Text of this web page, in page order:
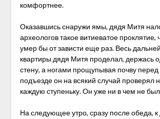
комфортнее.
Оказавшись снаружи ямы, дядя Митя
археологов такое витиеватое проклятие,
умер бы от зависти еще раз. Весь
квартиры дядя Митя проделал, держась
стену, а ногами прощупывая почву
подъезде он на всякий случай проверял
каждую ступеньку. Он уже ни в чем не
На следующее утро, сразу после обеда,